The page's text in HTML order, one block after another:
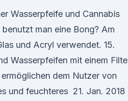
Wasserpfeife und Cannabis
man eine Bong? Am
und Acryl verwendet. 15.
Wasserpfeifen mit einem
dem Nutzer von
und feuchteres 21. Jan. 2018